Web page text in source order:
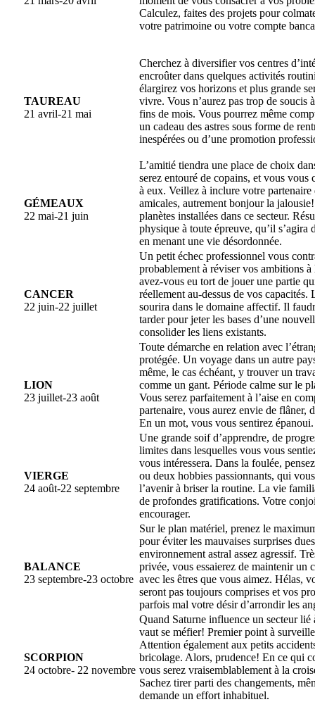
Calculez, faites des projets pour
votre patrimoine ou votre compte
TAUREAU
21 avril-21 mai
Cherchez à diversifier vos centres
encroûter dans quelques activités
élargirez vos horizons et plus grande
vivre. Vous n’aurez pas trop de soucis
fins de mois. Vous pourrez même
un cadeau des astres sous forme de
inespérées ou d’une promotion
GÉMEAUX
22 mai-21 juin
L’amitié tiendra une place de choix
serez entouré de copains, et vous vous
à eux. Veillez à inclure votre partenaire
amicales, autrement bonjour la
planètes installées dans ce secteur.
physique à toute épreuve, qu’il s’agira
en menant une vie désordonnée.
CANCER
22 juin-22 juillet
Un petit échec professionnel vous
probablement à réviser vos ambitions à
avez-vous eu tort de jouer une partie
réellement au-dessus de vos capacités.
sourira dans le domaine affectif. Il
tarder pour jeter les bases d’une
consolider les liens existants.
LION
23 juillet-23 août
Toute démarche en relation avec
protégée. Un voyage dans un autre
même, le cas échéant, y trouver un
comme un gant. Période calme sur le
Vous serez parfaitement à l’aise en
partenaire, vous aurez envie de flâner,
En un mot, vous vous sentirez épanoui.
VIERGE
24 août-22 septembre
Une grande soif d’apprendre, de
limites dans lesquelles vous vous
vous intéressera. Dans la foulée,
ou deux hobbies passionnants, qui
l’avenir à briser la routine. La vie
de profondes gratifications. Votre
encourager.
BALANCE
23 septembre-23 octobre
Sur le plan matériel, prenez le
pour éviter les mauvaises surprises
environnement astral assez agressif.
privée, vous essaierez de maintenir un
avec les êtres que vous aimez. Hélas,
seront pas toujours comprises et vos
parfois mal votre désir d’arrondir les
SCORPION
24 octobre- 22 novembre
Quand Saturne influence un secteur lié
vaut se méfier! Premier point à
Attention également aux petits
bricolage. Alors, prudence! En ce qui
vous serez vraisemblablement à la
Sachez tirer parti des changements,
demande un effort inhabituel.